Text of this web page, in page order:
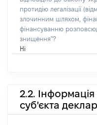
протидію легалізації
злочинним шляхом,
фінансуванню
знищення"?
Ні
2.2. Інформація
суб'єкта